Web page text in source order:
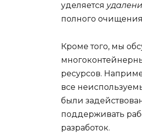
уделяется
полного
Кроме того, мы
ресурсов.
все
были
поддерживать
разработок.